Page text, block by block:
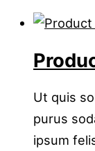
Ut quis
purus
ipsum